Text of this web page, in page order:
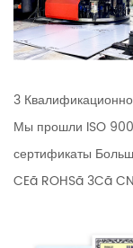
3
Мы прошли ISO
сертификаты
CEã ROHSã 3Cã